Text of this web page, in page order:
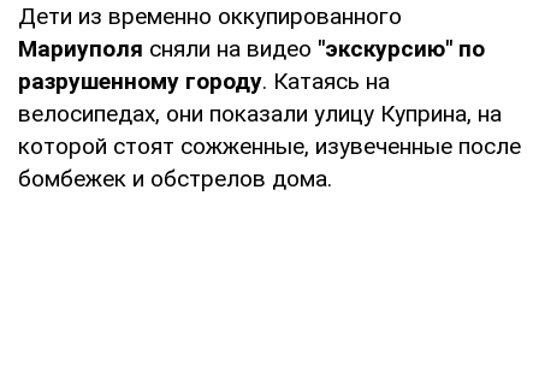
Дети из временно оккупированного
Мариуполя сняли на видео "экскурсию" по
разрушенному городу. Катаясь на
велосипедах, они показали улицу Куприна, на
которой стоят сожженные, изувеченные после
бомбежек и обстрелов дома.